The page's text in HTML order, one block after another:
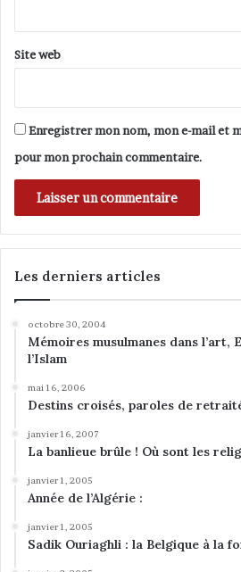
Site web
Enregistrer mon nom, mon e-mail et
pour mon prochain commentaire.
Les derniers articles
octobre 30, 2004
Mémoires musulmanes dans l’art,
l’Islam
mai 16, 2006
Destins croisés, paroles de
janvier 16, 2007
La banlieue brûle ! Où sont les
janvier 1, 2005
Année de l’Algérie :
janvier 1, 2005
Sadik Ouriaghli : la Belgique à la